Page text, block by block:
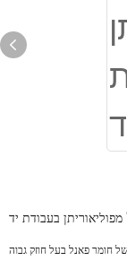
מפוליאוריתן בעבודת יד
חומר פאנל בעל חוזק גבוה